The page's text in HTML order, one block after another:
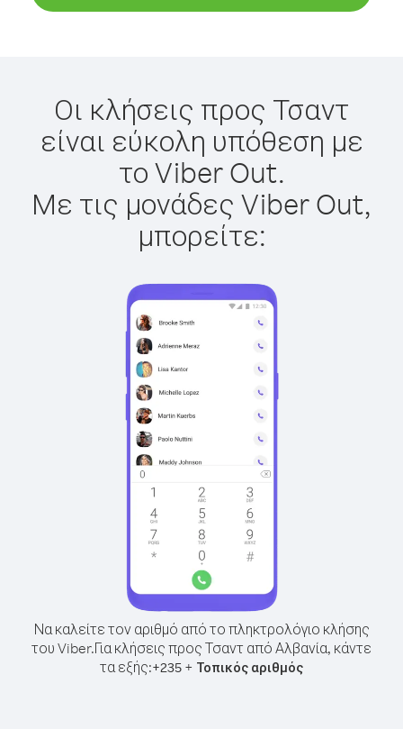
Οι κλήσεις προς Τσαντ
είναι εύκολη υπόθεση με
το Viber Out.
Με τις μονάδες Viber Out,
μπορείτε:
Να καλείτε τον αριθμό από το πληκτρολόγιο κλήσης
του Viber.Για κλήσεις προς Τσαντ από Αλβανία, κάντε
τα εξής:+235 + Τοπικός αριθμός